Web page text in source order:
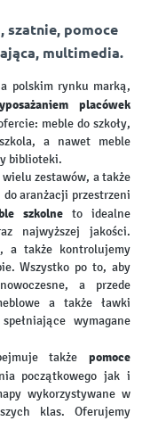
szatnie, pomoce
multimedia.
polskim rynku marką,
placówek
meble do szkoły,
a nawet meble
biblioteki.
wielu zestawów, a także
aranżacji przestrzeni
szkolneto idealne
najwyższej jakości.
a także kontrolujemy
Wszystko po to, aby
a przede
a także ławki
wymagane
także pomoce
początkowego jak i
wykorzystywane w
klas. Oferujemy